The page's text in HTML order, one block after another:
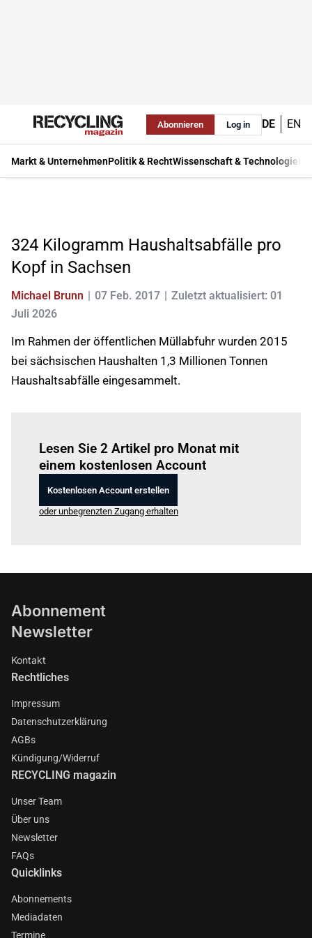
Abonnieren Log in DE EN
Markt & UnternehmenPolitik & RechtWissenschaft & Technologie
324 Kilogramm Haushaltsabfälle pro
Kopf in Sachsen
Michael Brunn 07 Feb. 2017
Zuletzt aktualisiert: 01
Juli 2026
Im Rahmen der öffentlichen Müllabfuhr wurden 2015
bei sächsischen Haushalten 1,3 Millionen Tonnen
Haushaltsabfälle eingesammelt.
Lesen Sie 2 Artikel pro Monat mit
einem kostenlosen Account
Kostenlosen Account erstellen
oder unbegrenzten Zugang erhalten
Abonnement
Newsletter
Kontakt
Rechtliches
Impressum
Datenschutzerklärung
AGBs
Kündigung/Widerruf
RECYCLING magazin
Unser Team
Über uns
Newsletter
FAQs
Quicklinks
Abonnements
Mediadaten
Termine